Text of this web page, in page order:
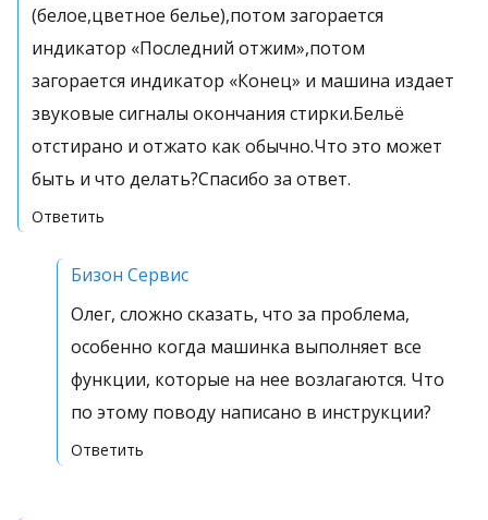
(белое,цветное белье),потом загорается
индикатор «Последний отжим»,потом
загорается индикатор «Конец» и машина издает
звуковые сигналы окончания стирки.Бельё
отстирано и отжато как обычно.Что это может
быть и что делать?Спасибо за ответ.
Ответить
Бизон Сервис
Олег, сложно сказать, что за проблема,
особенно когда машинка выполняет все
функции, которые на нее возлагаются. Что
по этому поводу написано в инструкции?
Ответить